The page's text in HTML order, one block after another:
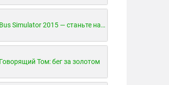
Bus Simulator 2015 — станьте настоящим водителем автобуса!
Говорящий Том: бег за золотом